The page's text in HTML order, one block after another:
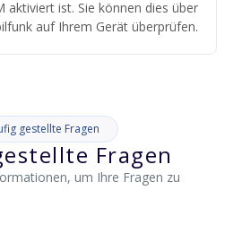
aktiviert ist. Sie können dies über
auf Ihrem Gerät überprüfen.
gestellte Fragen
Fragen
um Ihre Fragen zu